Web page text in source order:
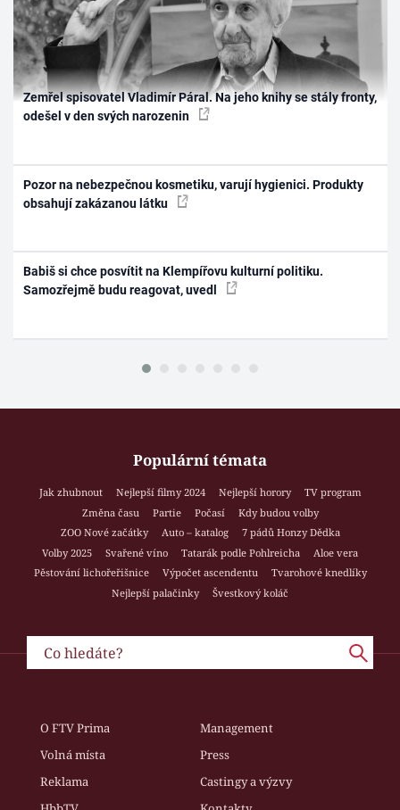
Zemřel spisovatel Vladimír Páral. Na jeho knihy se stály fronty,
odešel v den svých narozenin
Pozor na nebezpečnou kosmetiku, varují hygienici. Produkty
obsahují zakázanou látku
Babiš si chce posvítit na Klempířovu kulturní politiku.
Samozřejmě budu reagovat, uvedl
Populární témata
Jak zhubnout Nejlepší filmy 2024 Nejlepší horory
TV program
Změna času
Partie Počasí
Kdy budou volby
ZOO Nové začátky
Auto – katalog
7 pádů Honzy Dědka
Volby 2025
Svařené víno Tatarák podle Pohlreicha
Aloe vera
Pěstování lichořeřišnice
Výpočet ascendentu
Tvarohové knedlíky
Nejlepší palačinky
Švestkový koláč
O FTV Prima
Management
Volná místa
Press
Reklama
Castingy a výzvy